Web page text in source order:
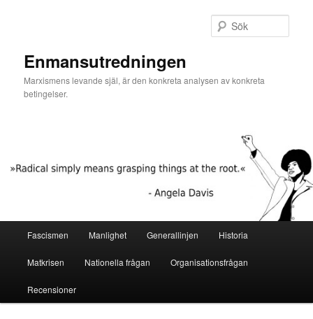
Enmansutredningen
Marxismens levande själ, är den konkreta analysen av konkreta
betingelser.
Fascismen Manlighet Generallinjen Historia
Matkrisen Nationella frågan Organisationsfrågan
Recensioner